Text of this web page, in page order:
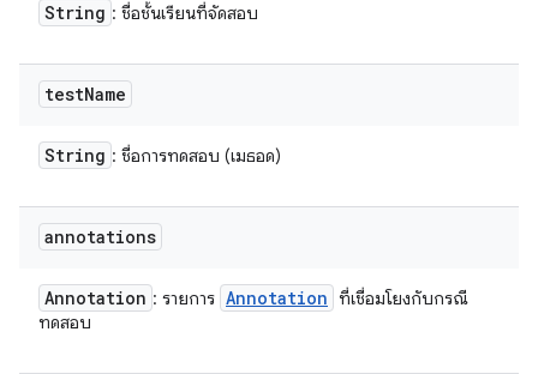
String : ชื่อชั้นเรียนที่จัดสอบ
testName
String : ชื่อการทดสอบ (เมธอด)
annotations
Annotation : รายการ Annotation ที่เชื่อมโยงกับกรณี
ทดสอบ